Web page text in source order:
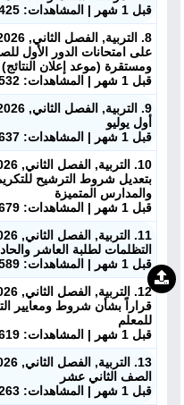
قبل 1 شهر | المشاهدات: 425
على امتحانات الدور الأول
ومستقرة (موعد إعلان النتائج)
قبل 1 شهر | المشاهدات: 532
أول يوليو
قبل 1 شهر | المشاهدات: 637
بتعديل شروط الترشيح
والمدارس المتميزة
قبل 1 شهر | المشاهدات: 679
التظلمات لطلبة العاشر والحادي
قبل 1 شهر | المشاهدات: 589
قراراً بشأن شروط ومعايير
للمعلم
قبل 1 شهر | المشاهدات: 619
الصف الثاني عشر
قبل 1 شهر | المشاهدات: 1263